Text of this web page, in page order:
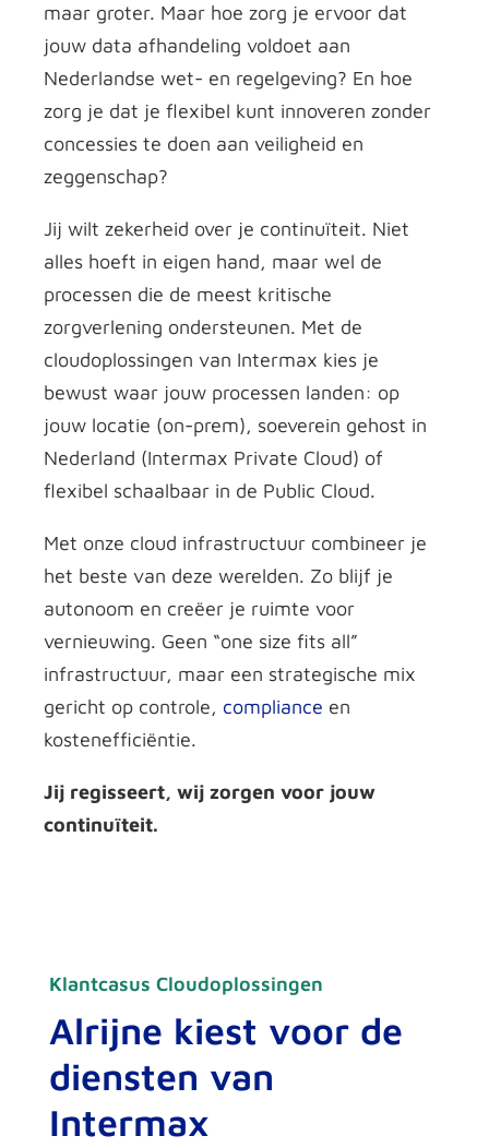
maar groter. Maar hoe zorg je ervoor dat
jouw data afhandeling voldoet aan
Nederlandse wet- en regelgeving? En hoe
zorg je dat je flexibel kunt innoveren zonder
concessies te doen aan veiligheid en
zeggenschap?
Jij wilt zekerheid over je continuïteit. Niet
alles hoeft in eigen hand, maar wel de
processen die de meest kritische
zorgverlening ondersteunen. Met de
cloudoplossingen van Intermax kies je
bewust waar jouw processen landen: op
jouw locatie (on-prem), soeverein gehost in
Nederland (Intermax Private Cloud) of
flexibel schaalbaar in de Public Cloud.
Met onze cloud infrastructuur combineer je
het beste van deze werelden. Zo blijf je
autonoom en creëer je ruimte voor
vernieuwing. Geen “one size fits all”
infrastructuur, maar een strategische mix
gericht op controle, compliance en
kostenefficiëntie.
Jij regisseert, wij zorgen voor jouw
continuïteit.
Klantcasus Cloudoplossingen
Alrijne kiest voor de
diensten van
Intermax